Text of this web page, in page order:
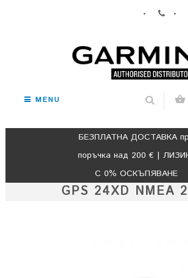
• •
MENU
БЕЗПЛАТНА ДОСТАВКА
поръчка над 200 € |
С 0% ОСКЪПЯВАНЕ
GPS 24XD NMEA